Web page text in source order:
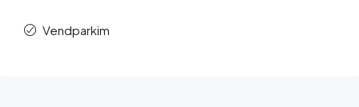
Vendparkim